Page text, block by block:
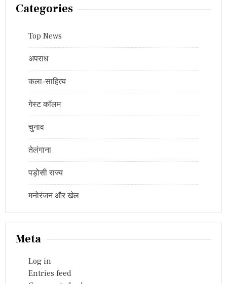
Categories
Top News
अपराध
कला-साहित्य
गेस्ट कॉलम
चुनाव
तेलंगाना
पड़ोसी राज्य
मनोरंजन और खेल
Meta
Log in
Entries feed